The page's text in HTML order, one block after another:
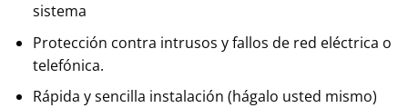
sistema
Protección contra intrusos y fallos de red eléctrica o
telefónica.
Rápida y sencilla instalación (hágalo usted mismo)